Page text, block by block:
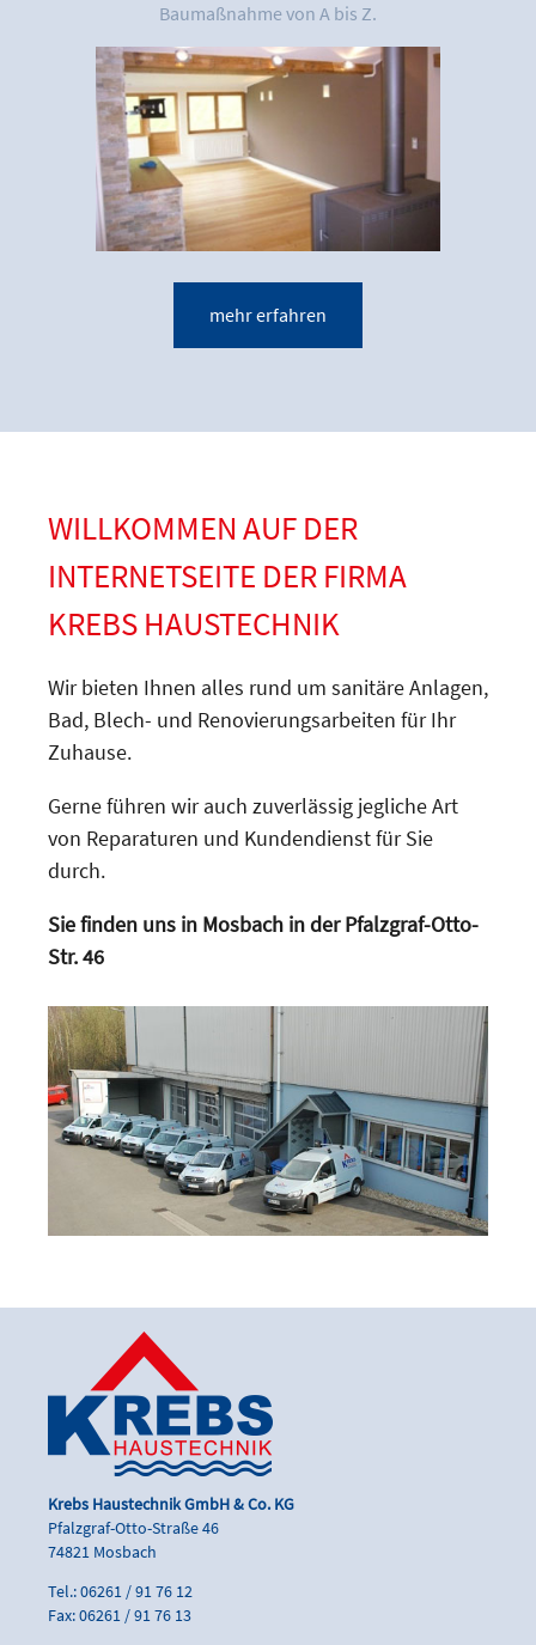
Baumaßnahme von A bis Z.
mehr erfahren
WILLKOMMEN AUF DER
INTERNETSEITE DER FIRMA
KREBS HAUSTECHNIK
Wir bieten Ihnen alles rund um sanitäre Anlagen,
Bad, Blech- und Renovierungsarbeiten für Ihr
Zuhause.
Gerne führen wir auch zuverlässig jegliche Art
von Reparaturen und Kundendienst für Sie
durch.
Sie finden uns in Mosbach in der Pfalzgraf-Otto-
Str. 46
Krebs Haustechnik GmbH & Co. KG
Pfalzgraf-Otto-Straße 46
74821 Mosbach
Tel.: 06261 / 91 76 12
Fax: 06261 / 91 76 13